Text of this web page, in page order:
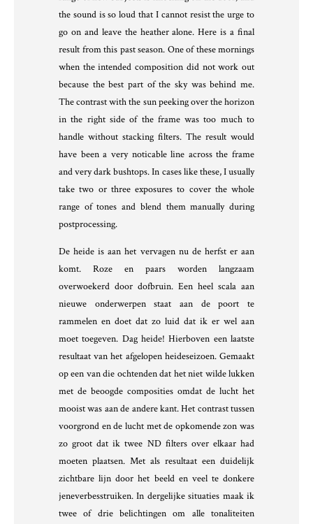
the sound is so loud that I cannot resist the urge to
go on and leave the heather alone. Here is a final
result from this past season. One of these mornings
when the intended composition did not work out
because the best part of the sky was behind me.
The contrast with the sun peeking over the horizon
in the right side of the frame was too much to
handle without stacking filters. The result would
have been a very noticable line across the frame
and very dark bushtops. In cases like these, I usually
take two or three exposures to cover the whole
range of tones and blend them manually during
postprocessing.
De heide is aan het vervagen nu de herfst er aan
komt. Roze en paars worden langzaam
overwoekerd door dofbruin. Een heel scala aan
nieuwe onderwerpen staat aan de poort te
rammelen en doet dat zo luid dat ik er wel aan
moet toegeven. Dag heide! Hierboven een laatste
resultaat van het afgelopen heideseizoen. Gemaakt
op een van die ochtenden dat het niet wilde lukken
met de beoogde composities omdat de lucht het
mooist was aan de andere kant. Het contrast tussen
voorgrond en de lucht met de opkomende zon was
zo groot dat ik twee ND filters over elkaar had
moeten plaatsen. Met als resultaat een duidelijk
zichtbare lijn door het beeld en veel te donkere
jeneverbesstruiken. In dergelijke situaties maak ik
twee of drie belichtingen om alle tonaliteiten